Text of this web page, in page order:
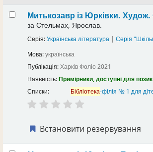
Митькозавр із Юрківки. Худож.
заСтельмах, Ярослав.
Серія:Українська література| Серія
Мова:українська
Публікація:ХарківФоліо 2021
Наявність:Примірники, доступні для
Списки:
Бібліотека-філія № 1 для
Встановити резервування